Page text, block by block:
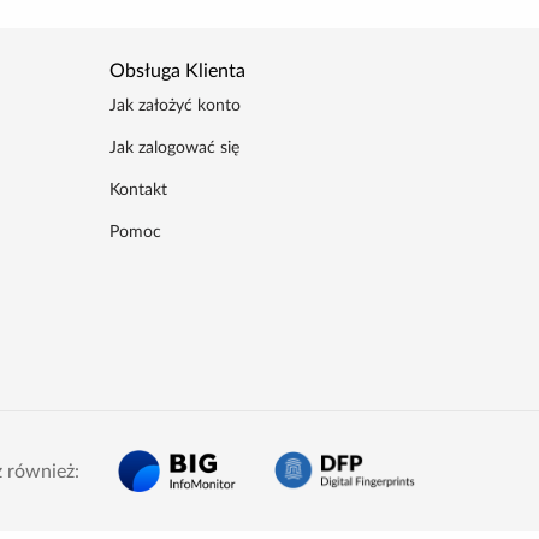
Obsługa Klienta
Jak założyć konto
Jak zalogować się
Kontakt
Pomoc
również: